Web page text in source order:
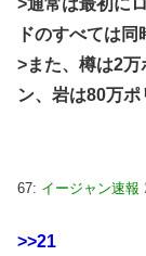
>通常は最初に
ドのすべては同
>また、樽は2
ン、岩は80万
67: イージャン速報
>>21